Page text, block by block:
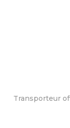
Transporteur